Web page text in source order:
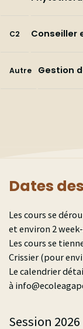
C2 Conseiller
Autre Gestion
Dates
Les cours se
et environ 2
Les cours se
Crissier (pour
Le calendrier
à
Session 2026